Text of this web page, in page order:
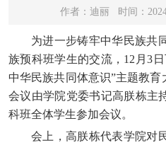
作者：迪丽 时间：
为进一步铸牢中华民族共
族预科班学生的交流，12月3
中华民族共同体意识”主题教育
会议由学院党委书记高朕栋主
科班全体学生参加会议。
会上，高朕栋代表学院对